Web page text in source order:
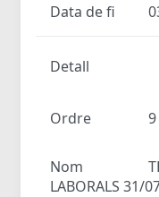
Data de fi
Detall
Ordre 9
Nom
LABORALS 31/